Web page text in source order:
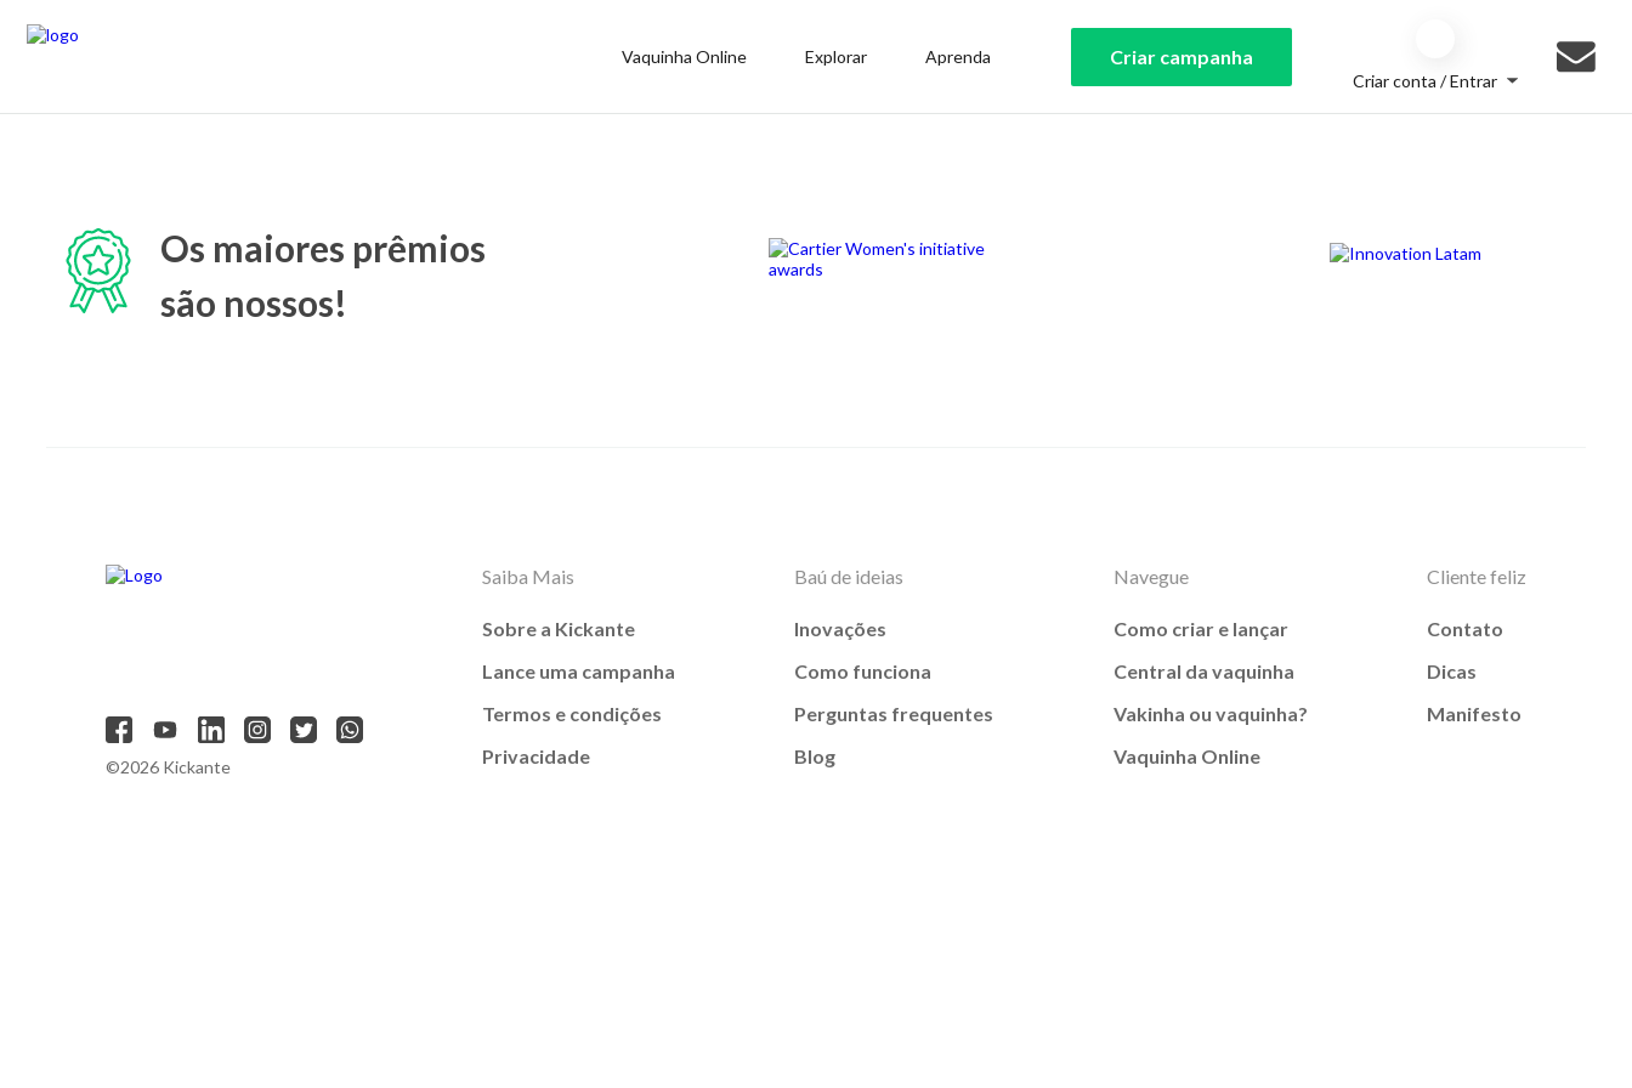
Vaquinha Online Explorar Aprenda Criar campanha
Criar conta / Entrar
Os maiores prêmios
são nossos!
©2026 Kickante
Saiba Mais
Sobre a Kickante
Lance uma campanha
Termos e condições
Privacidade
Baú de ideias
Inovações
Como funciona
Perguntas frequentes
Blog
Navegue
Como criar e lançar
Central da vaquinha
Vakinha ou vaquinha?
Vaquinha Online
Cliente feliz
Contato
Dicas
Manifesto